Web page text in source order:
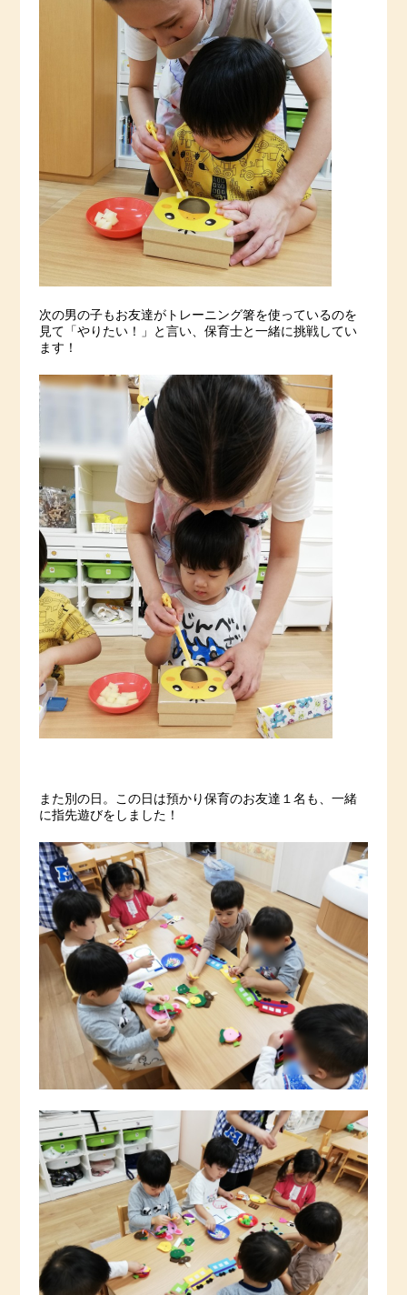
次の男の子もお友達がトレーニング箸を使っているのを
見て「やりたい！」と言い、保育士と一緒に挑戦してい
ます！
また別の日。この日は預かり保育のお友達１名も、一緒
に指先遊びをしました！